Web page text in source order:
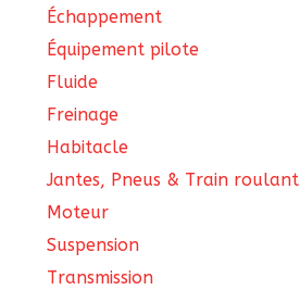
Échappement
Équipement pilote
Fluide
Freinage
Habitacle
Jantes, Pneus & Train roulant
Moteur
Suspension
Transmission